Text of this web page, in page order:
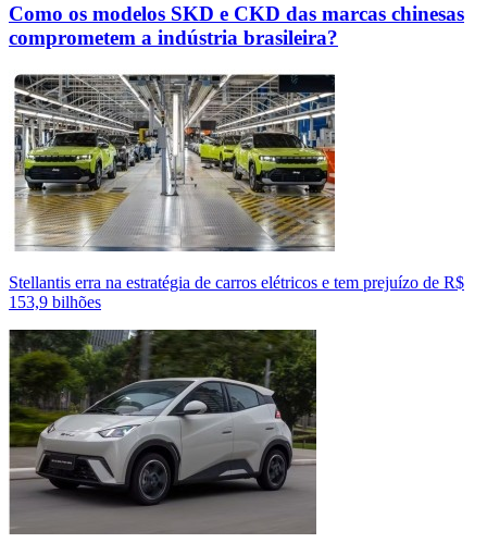
Como os modelos SKD e CKD das marcas chinesas
comprometem a indústria brasileira?
Stellantis erra na estratégia de carros elétricos e tem prejuízo de R$
153,9 bilhões